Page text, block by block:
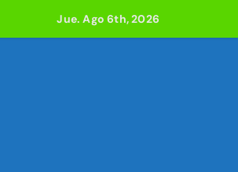
Info
Jue. Ago 6th, 2026